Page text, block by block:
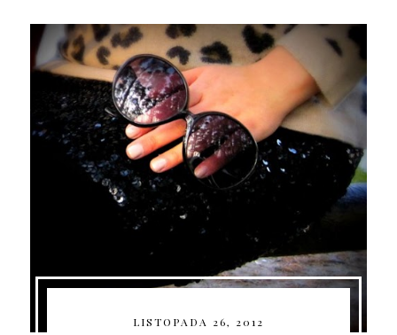
LISTOPADA 26, 2012